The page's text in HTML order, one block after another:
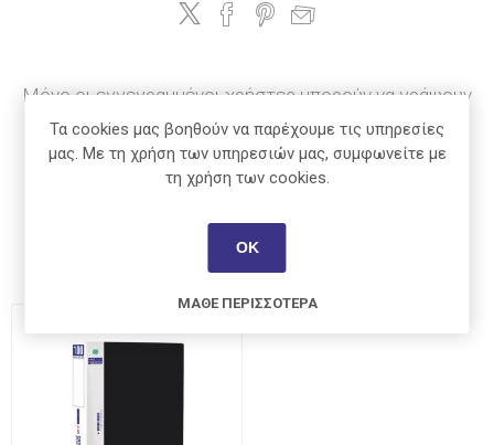
Μόνο οι εγγεγραμμένοι χρήστες μπορούν να γράψουν
σχόλια
Οι πελάτες που αγόρασαν αυτό το
προϊόν αγόρασαν επίσης
Τα cookies μας βοηθούν να παρέχουμε τις υπηρεσίες
μας. Με τη χρήση των υπηρεσιών μας, συμφωνείτε με
τη χρήση των cookies.
ΟΚ
ΜΆΘΕ ΠΕΡΙΣΣΌΤΕΡΑ